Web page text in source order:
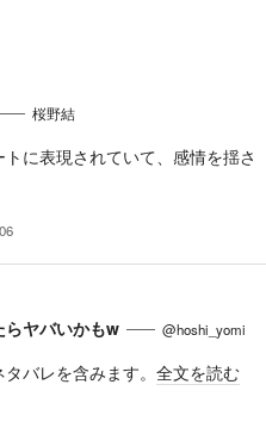
桜野結
に表現されていて、感情を揺さ
らヤバいかもw
@hoshi_yomi
バレを含みます。 全文を読む